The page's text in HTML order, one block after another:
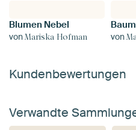
Blumen Nebel
vonMariska Hofman von
Kundenbewertungen
Verwandte